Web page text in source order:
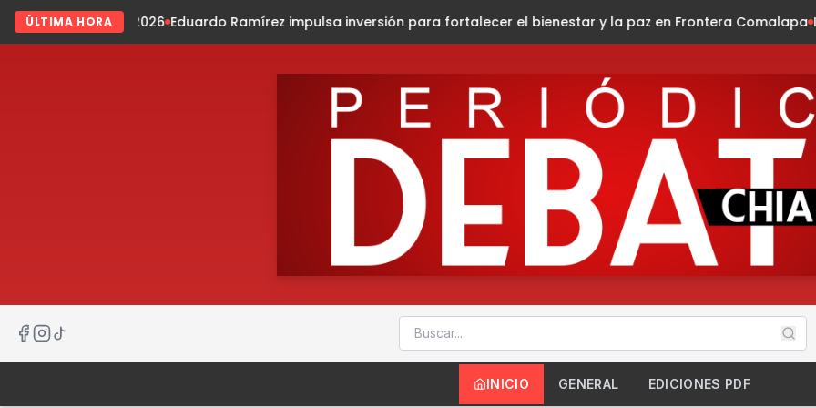
ÚLTIMA HORA
Eduardo Ramírez impulsa inversión para fortalecer el bienestar y la paz en Frontera Comalapa Invita Ayuntamiento al
INICIO GENERAL EDICIONES PDF